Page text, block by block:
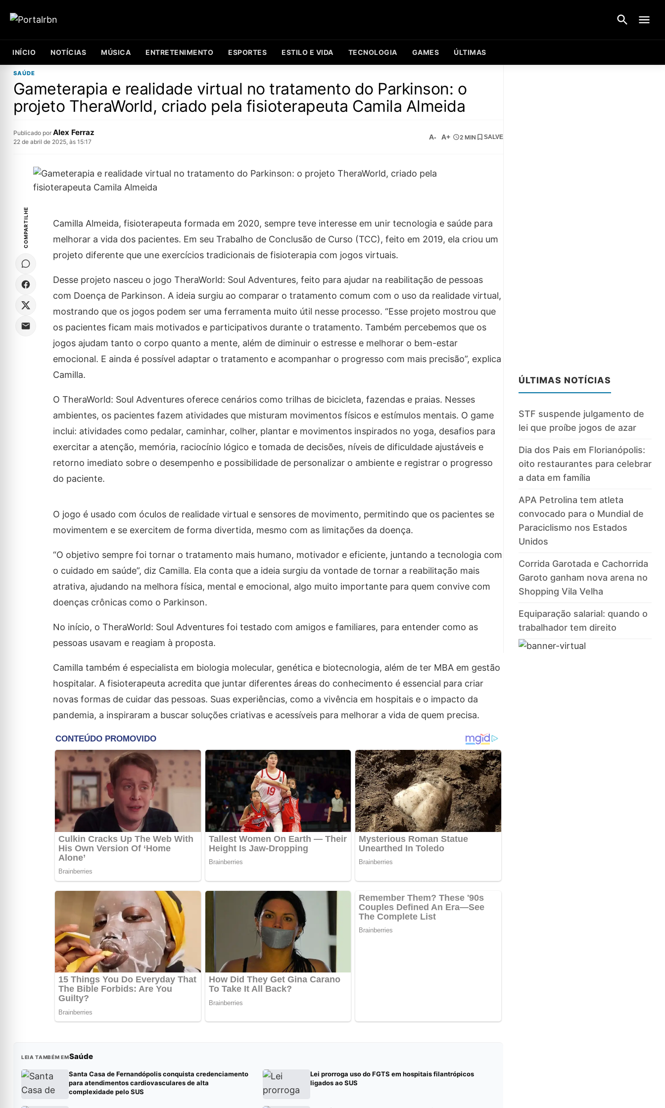
INÍCIO NOTÍCIAS MÚSICA ENTRETENIMENTO ESPORTES ESTILO E VIDA TECNOLOGIA GAMES ÚLTIMAS
SAÚDE
Gameterapia e realidade virtual no tratamento do Parkinson: o
projeto TheraWorld, criado pela fisioterapeuta Camila Almeida
Publicado por Alex Ferraz
22 de abril de 2025, às 15:17
A- A+ 2 MIN SALVE
COMPARTILHE
Camilla Almeida, fisioterapeuta formada em 2020, sempre teve interesse em unir tecnologia e saúde para
melhorar a vida dos pacientes. Em seu Trabalho de Conclusão de Curso (TCC), feito em 2019, ela criou um
projeto diferente que une exercícios tradicionais de fisioterapia com jogos virtuais.
Desse projeto nasceu o jogo TheraWorld: Soul Adventures, feito para ajudar na reabilitação de pessoas
com Doença de Parkinson. A ideia surgiu ao comparar o tratamento comum com o uso da realidade virtual,
mostrando que os jogos podem ser uma ferramenta muito útil nesse processo. “Esse projeto mostrou que
os pacientes ficam mais motivados e participativos durante o tratamento. Também percebemos que os
jogos ajudam tanto o corpo quanto a mente, além de diminuir o estresse e melhorar o bem-estar
emocional. E ainda é possível adaptar o tratamento e acompanhar o progresso com mais precisão”, explica
Camilla.
O TheraWorld: Soul Adventures oferece cenários como trilhas de bicicleta, fazendas e praias. Nesses
ambientes, os pacientes fazem atividades que misturam movimentos físicos e estímulos mentais. O game
inclui: atividades como pedalar, caminhar, colher, plantar e movimentos inspirados no yoga, desafios para
exercitar a atenção, memória, raciocínio lógico e tomada de decisões, níveis de dificuldade ajustáveis e
retorno imediato sobre o desempenho e possibilidade de personalizar o ambiente e registrar o progresso
do paciente.
O jogo é usado com óculos de realidade virtual e sensores de movimento, permitindo que os pacientes se
movimentem e se exercitem de forma divertida, mesmo com as limitações da doença.
“O objetivo sempre foi tornar o tratamento mais humano, motivador e eficiente, juntando a tecnologia com
o cuidado em saúde”, diz Camilla. Ela conta que a ideia surgiu da vontade de tornar a reabilitação mais
atrativa, ajudando na melhora física, mental e emocional, algo muito importante para quem convive com
doenças crônicas como o Parkinson.
No início, o TheraWorld: Soul Adventures foi testado com amigos e familiares, para entender como as
pessoas usavam e reagiam à proposta.
Camilla também é especialista em biologia molecular, genética e biotecnologia, além de ter MBA em gestão
hospitalar. A fisioterapeuta acredita que juntar diferentes áreas do conhecimento é essencial para criar
novas formas de cuidar das pessoas. Suas experiências, como a vivência em hospitais e o impacto da
pandemia, a inspiraram a buscar soluções criativas e acessíveis para melhorar a vida de quem precisa.
LEIA TAMBÉM EMSaúde
Santa Casa de Fernandópolis conquista credenciamento
para atendimentos cardiovasculares de alta
complexidade pelo SUS
Lei prorroga uso do FGTS em hospitais filantrópicos
ligados ao SUS
ÚLTIMAS NOTÍCIAS
STF suspende julgamento de
lei que proíbe jogos de azar
Dia dos Pais em Florianópolis:
oito restaurantes para celebrar
a data em família
APA Petrolina tem atleta
convocado para o Mundial de
Paraciclismo nos Estados
Unidos
Corrida Garotada e Cachorrida
Garoto ganham nova arena no
Shopping Vila Velha
Equiparação salarial: quando o
trabalhador tem direito